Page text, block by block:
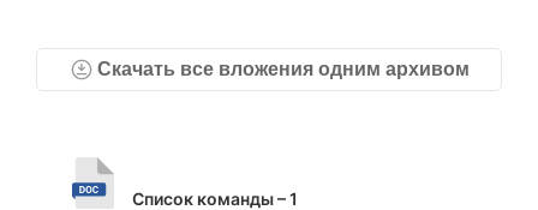
Скачать все вложения одним архивом
Список команды – 1